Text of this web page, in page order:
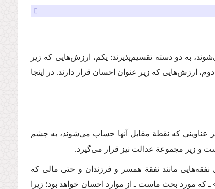
به دو دسته تقسیم‌پذیرند: یكم، ارزش‌هایی كه زیر
ارزش‌هایی كه زیر عنوان احسان قرار دارند. در اینجا
عناوینی كه نقطة مقابل آنها حساب می‌شوند، به چشم
و زیر مجموعة عدالت نیز قرار می‌گیرد.
مانند نفقة همسر و فرزندان و حتی مالی كه
مورد بحث ماست ـ از موارد احسان خواهد بود؛ زیرا